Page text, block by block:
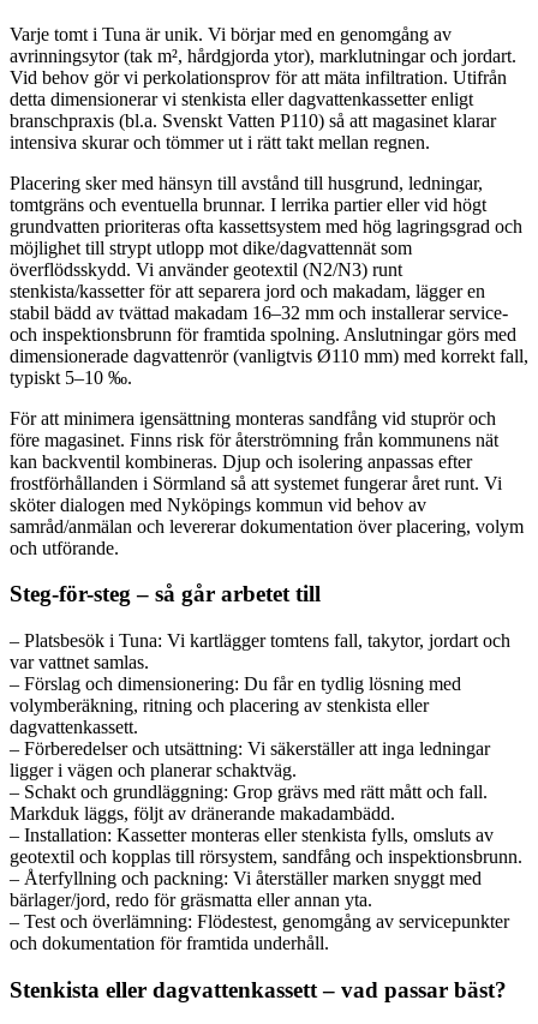
Varje tomt i Tuna är unik. Vi börjar med en genomgång av
avrinningsytor (tak m², hårdgjorda ytor), marklutningar och jordart.
Vid behov gör vi perkolationsprov för att mäta infiltration. Utifrån
detta dimensionerar vi stenkista eller dagvattenkassetter enligt
branschpraxis (bl.a. Svenskt Vatten P110) så att magasinet klarar
intensiva skurar och tömmer ut i rätt takt mellan regnen.
Placering sker med hänsyn till avstånd till husgrund, ledningar,
tomtgräns och eventuella brunnar. I lerrika partier eller vid högt
grundvatten prioriteras ofta kassettsystem med hög lagringsgrad och
möjlighet till strypt utlopp mot dike/dagvattennät som
överflödsskydd. Vi använder geotextil (N2/N3) runt
stenkista/kassetter för att separera jord och makadam, lägger en
stabil bädd av tvättad makadam 16–32 mm och installerar service-
och inspektionsbrunn för framtida spolning. Anslutningar görs med
dimensionerade dagvattenrör (vanligtvis Ø110 mm) med korrekt fall,
typiskt 5–10 ‰.
För att minimera igensättning monteras sandfång vid stuprör och
före magasinet. Finns risk för återströmning från kommunens nät
kan backventil kombineras. Djup och isolering anpassas efter
frostförhållanden i Sörmland så att systemet fungerar året runt. Vi
sköter dialogen med Nyköpings kommun vid behov av
samråd/anmälan och levererar dokumentation över placering, volym
och utförande.
Steg-för-steg – så går arbetet till
– Platsbesök i Tuna: Vi kartlägger tomtens fall, takytor, jordart och
var vattnet samlas.
– Förslag och dimensionering: Du får en tydlig lösning med
volymberäkning, ritning och placering av stenkista eller
dagvattenkassett.
– Förberedelser och utsättning: Vi säkerställer att inga ledningar
ligger i vägen och planerar schaktväg.
– Schakt och grundläggning: Grop grävs med rätt mått och fall.
Markduk läggs, följt av dränerande makadambädd.
– Installation: Kassetter monteras eller stenkista fylls, omsluts av
geotextil och kopplas till rörsystem, sandfång och inspektionsbrunn.
– Återfyllning och packning: Vi återställer marken snyggt med
bärlager/jord, redo för gräsmatta eller annan yta.
– Test och överlämning: Flödestest, genomgång av servicepunkter
och dokumentation för framtida underhåll.
Stenkista eller dagvattenkassett – vad passar bäst?